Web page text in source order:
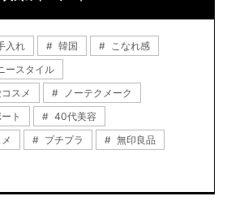
入れ 韓国
こなれ感
ースタイル
スメ
ノーテクメーク
ト
40代美容
プチプラ
無印良品